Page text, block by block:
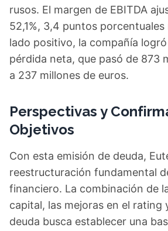
rusos. El margen de EBITDA
52,1%, 3,4 puntos porcentuales
lado positivo, la compañía
pérdida neta, que pasó de 873
a 237 millones de euros.
Perspectivas y
Objetivos
Con esta emisión de deuda,
reestructuración fundamental
financiero. La combinación de
capital, las mejoras en el rating
deuda busca establecer una